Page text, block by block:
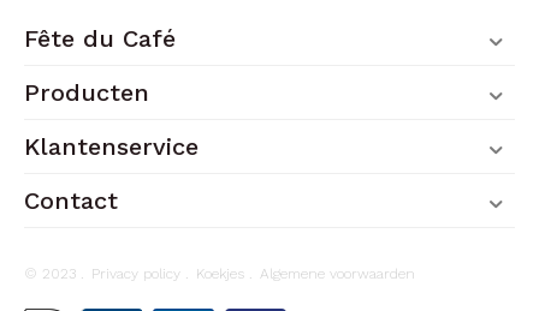
Fête du Café
Producten
Klantenservice
Contact
© 2023 . Privacy policy . Koekjes . Algemene voorwaarden